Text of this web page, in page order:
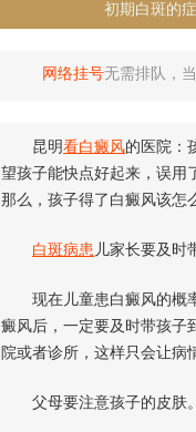
初期白斑的
网络挂号无需排队，
昆明看白癜风的医院：
望孩子能快点好起来，误用
那么，孩子得了白癜风该怎
白斑病患 儿家长要及时
现在儿童患白癜风的概
癜风后，一定要及时带孩子
院或者诊所，这样只会让病
父母要注意孩子的皮肤。